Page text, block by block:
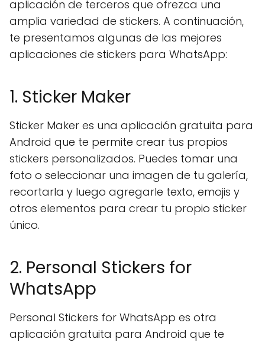
aplicación de terceros que ofrezca una
amplia variedad de stickers. A continuación,
te presentamos algunas de las mejores
aplicaciones de stickers para WhatsApp:
1. Sticker Maker
Sticker Maker es una aplicación gratuita para
Android que te permite crear tus propios
stickers personalizados. Puedes tomar una
foto o seleccionar una imagen de tu galería,
recortarla y luego agregarle texto, emojis y
otros elementos para crear tu propio sticker
único.
2. Personal Stickers for
WhatsApp
Personal Stickers for WhatsApp es otra
aplicación gratuita para Android que te